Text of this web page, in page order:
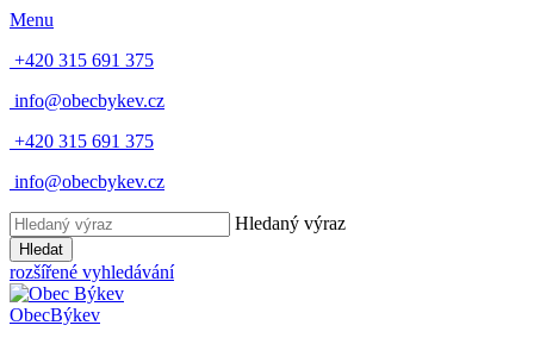
Menu
+420 315 691 375
info@obecbykev.cz
+420 315 691 375
info@obecbykev.cz
Hledaný výraz
Hledat
rozšířené vyhledávání
ObecBýkev